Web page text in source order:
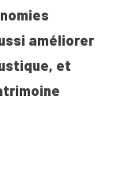
améliorer
et